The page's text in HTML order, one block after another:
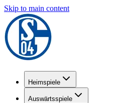
Skip to main content
Heimspiele
Auswärtsspiele